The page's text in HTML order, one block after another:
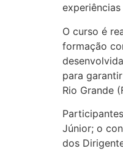
experiências
O curso é
formação
para
Rio Grande
Júnior; o
dos